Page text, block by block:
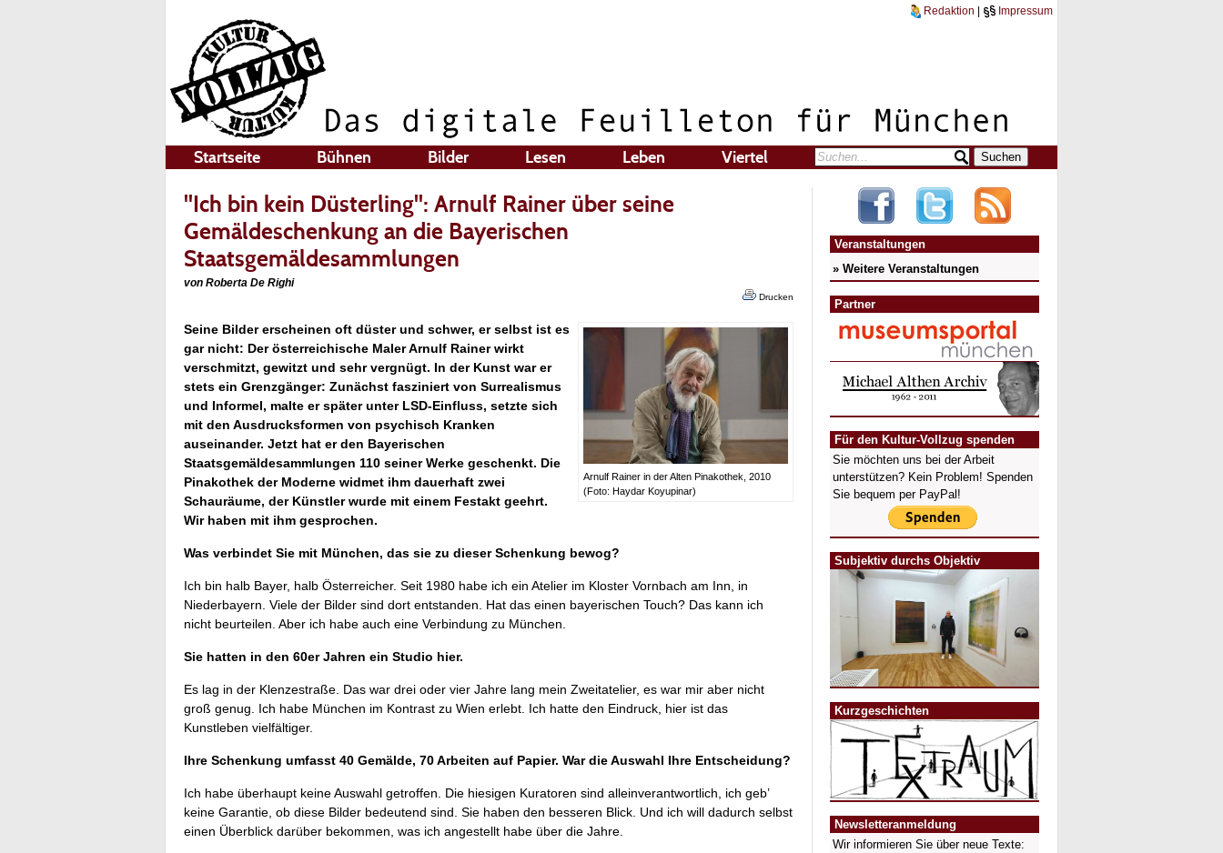
Redaktion Impressum
Startseite Bühnen Bilder Lesen Leben Viertel
"Ich bin kein Düsterling": Arnulf Rainer über seine
Gemäldeschenkung an die Bayerischen
Staatsgemäldesammlungen
von Roberta De Righi
Drucken
Arnulf Rainer in der Alten Pinakothek, 2010
(Foto: Haydar Koyupinar)
Seine Bilder erscheinen oft düster und schwer, er selbst ist es
gar nicht: Der österreichische Maler Arnulf Rainer wirkt
verschmitzt, gewitzt und sehr vergnügt. In der Kunst war er
stets ein Grenzgänger: Zunächst fasziniert von Surrealismus
und Informel, malte er später unter LSD-Einfluss, setzte sich
mit den Ausdrucksformen von psychisch Kranken
auseinander. Jetzt hat er den Bayerischen
Staatsgemäldesammlungen 110 seiner Werke geschenkt. Die
Pinakothek der Moderne widmet ihm dauerhaft zwei
Schauräume, der Künstler wurde mit einem Festakt geehrt.
Wir haben mit ihm gesprochen.
Was verbindet Sie mit München, das sie zu dieser Schenkung bewog?
Ich bin halb Bayer, halb Österreicher. Seit 1980 habe ich ein Atelier im Kloster Vornbach am Inn, in
Niederbayern. Viele der Bilder sind dort entstanden. Hat das einen bayerischen Touch? Das kann ich
nicht beurteilen. Aber ich habe auch eine Verbindung zu München.
Sie hatten in den 60er Jahren ein Studio hier.
Es lag in der Klenzestraße. Das war drei oder vier Jahre lang mein Zweitatelier, es war mir aber nicht
groß genug. Ich habe München im Kontrast zu Wien erlebt. Ich hatte den Eindruck, hier ist das
Kunstleben vielfältiger.
Ihre Schenkung umfasst 40 Gemälde, 70 Arbeiten auf Papier. War die Auswahl Ihre Entscheidung?
Ich habe überhaupt keine Auswahl getroffen. Die hiesigen Kuratoren sind alleinverantwortlich, ich geb’
keine Garantie, ob diese Bilder bedeutend sind. Sie haben den besseren Blick. Und ich will dadurch selbst
einen Überblick darüber bekommen, was ich angestellt habe über die Jahre.
Veranstaltungen
» Weitere Veranstaltungen
Partner
Für den Kultur-Vollzug spenden
Sie möchten uns bei der Arbeit
unterstützen? Kein Problem! Spenden
Sie bequem per PayPal!
Subjektiv durchs Objektiv
Kurzgeschichten
Newsletteranmeldung
Wir informieren Sie über neue Texte: